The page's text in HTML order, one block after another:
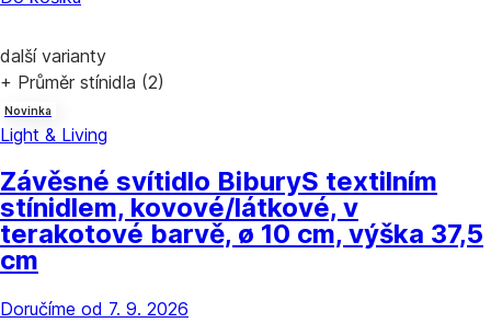
další varianty
+ Průměr stínidla (2)
Novinka
Light & Living
Závěsné svítidlo BiburyS textilním
stínidlem, kovové/látkové, v
terakotové barvě, ø 10 cm, výška 37,5
cm
Doručíme od 7. 9. 2026